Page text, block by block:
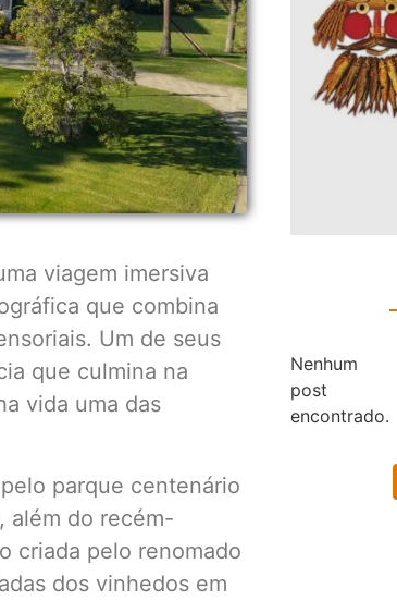
viagem imersiva
que combina
Um de seus
que culmina na
vida uma das
parque centenário
além do recém-
criada pelo renomado
dos vinhedos em
Nenhum
post
encontrado.